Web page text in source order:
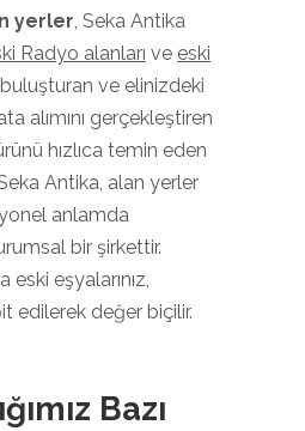
yerler, Seka Antika
Radyo alanları ve eski
buluşturan ve elinizdeki
alımını gerçekleştiren
hızlıca temin eden
Antika, alan yerler
anlamda
bir şirkettir.
eski eşyalarınız,
edilerek değer biçilir.
Bazı